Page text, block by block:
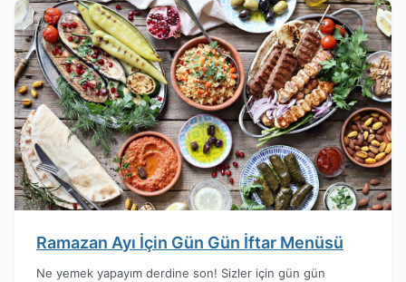
Ramazan Ayı İçin Gün Gün İftar Menüsü
Ne yemek yapayım derdine son! Sizler için gün gün